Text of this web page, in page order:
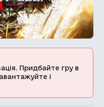
Придбайте гру в
і